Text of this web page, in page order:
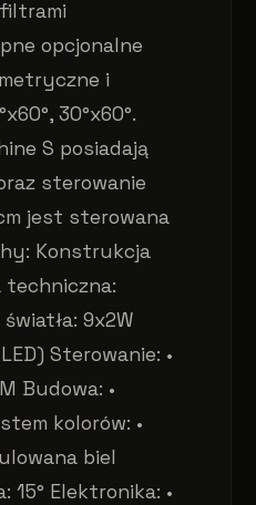
opcjonalne
i
30°x60°.
S posiadają
sterowanie
jest sterowana
Konstrukcja
techniczna:
światła: 9x2W
Sterowanie: •
Budowa: •
kolorów: •
biel
15° Elektronika: •